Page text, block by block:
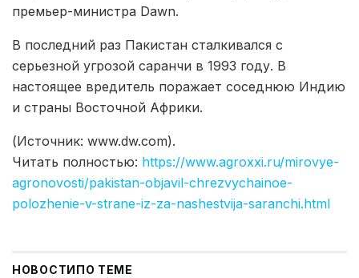
премьер-министра Dawn.
В последний раз Пакистан сталкивался с
серьезной угрозой саранчи в 1993 году. В
настоящее вредитель поражает соседнюю Индию
и страны Восточной Африки.
(Источник: www.dw.com).
Читать полностью: https://www.agroxxi.ru/mirovye-
agronovosti/pakistan-objavil-chrezvychainoe-
polozhenie-v-strane-iz-za-nashestvija-saranchi.html
НОВОСТИ ПО ТЕМЕ